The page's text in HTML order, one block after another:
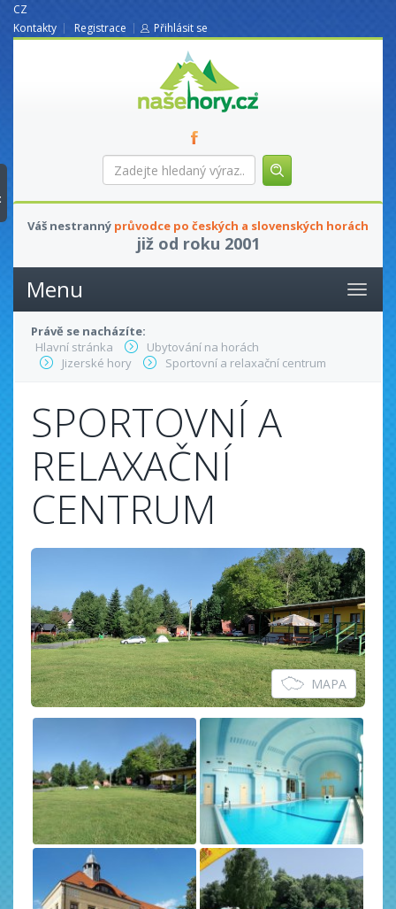
CZ
Kontakty
Registrace Přihlásit se
nasehory.cz
Zadejte
hledaný
Váš nestranný průvodce po českých a slovenských horách
již od roku 2001
Menu
Právě se nacházíte:
Hlavní stránka
Ubytování na horách
Jizerské hory
Sportovní a relaxační centrum
SPORTOVNÍ A
RELAXAČNÍ
CENTRUM
MAPA